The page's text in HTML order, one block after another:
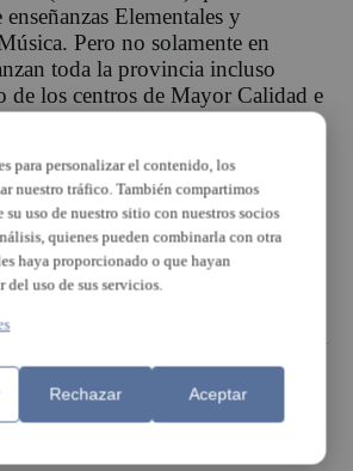
Elementales y
Pero no solamente en
toda la provincia incluso
de los centros de Mayor Calidad e
con un proyecto único con
Por ello son constantemente
en conferencias, cursos y
el territorio Español.
en
liceu musica piccolo mislata
para personalizar el contenido, los
nuestro tráfico. También compartimos
su uso de nuestro sitio con nuestros socios
quienes pueden combinarla con otra
haya proporcionado o que hayan
del uso de sus servicios.
Rechazar Aceptar